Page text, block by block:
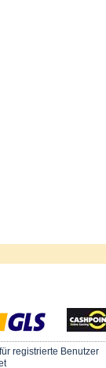
registrierte Benutzer